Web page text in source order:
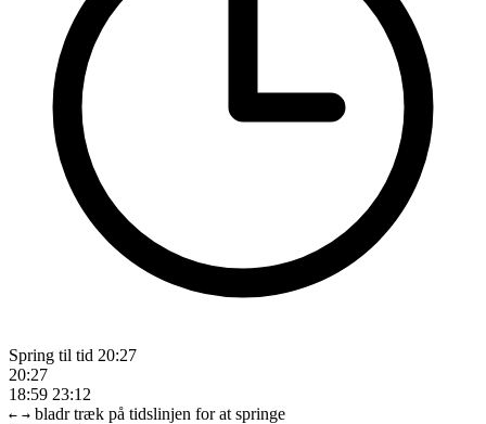
Spring til tid 20:27
20:27
18:59 23:12
← → bladr træk på tidslinjen for at springe